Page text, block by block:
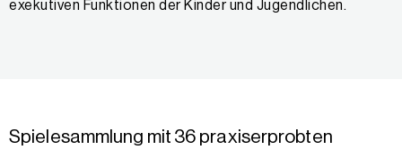
exekutiven Funktionen der Kinder und Jugendlichen.
Spielesammlung mit 36 praxiserprobten